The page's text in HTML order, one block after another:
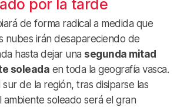
por la tarde
de forma radical a medida que
nubes irán desapareciendo de
hasta dejar una segunda mitad
soleada en toda la geografía vasca.
de la región, tras disiparse las
ambiente soleado será el gran